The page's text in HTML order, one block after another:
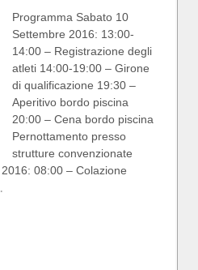
Programma Sabato 10
Settembre 2016: 13:00-
14:00 – Registrazione degli
atleti 14:00-19:00 – Girone
di qualificazione 19:30 –
Aperitivo bordo piscina
20:00 – Cena bordo piscina
Pernottamento presso
strutture convenzionate
08:00 – Colazione